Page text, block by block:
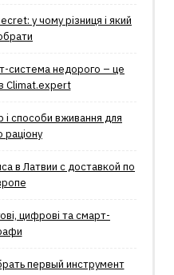
у чому різниця і який
система недорого – це
Climat.еxpert
і способи вживання для
в Латвии с доставкой по
цифрові та смарт-
первый инструмент